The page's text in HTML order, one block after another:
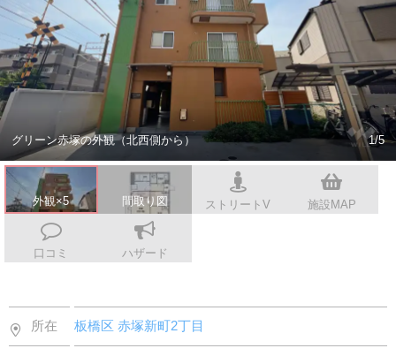
会社案内
グリーン赤塚の外観（北西側から） 1/5
外観×5 間取り図 ストリートV 施設MAP
口コミ ハザード
所在 板橋区赤塚新町2丁目